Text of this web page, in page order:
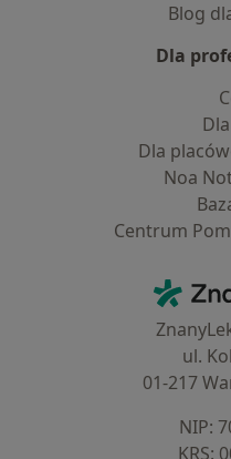
Blog
Dla
Dla
Noa
Centrum
ul.
01-217
NIP:
KRS: